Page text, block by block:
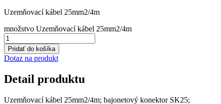
Uzemňovací kábel 25mm2/4m
množstvo Uzemňovací kábel 25mm2/4m
Pridať do košíka
Dotaz na produkt
Detail produktu
Uzemňovací kábel 25mm2/4m; bajonetový konektor SK25;